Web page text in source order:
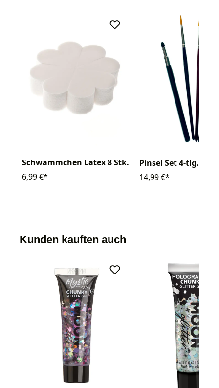
Schwämmchen Latex 8 Stk.
6,99 €*
Pinsel Set 4-tlg.
14,99 €*
Kunden kauften auch